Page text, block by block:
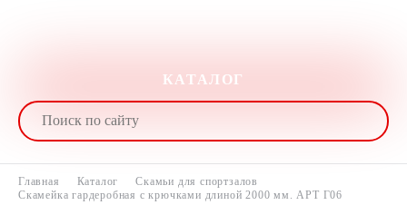
КАТАЛОГ
Главная Каталог
Скамьи для спортзалов
Скамейка гардеробная с крючками длиной 2000 мм. АРТ Г06